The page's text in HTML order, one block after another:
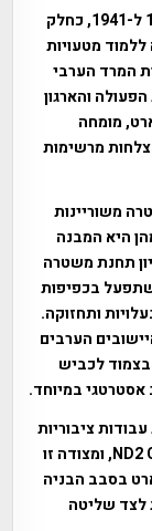
תחנת המשטרה הבריטית נבנתה בין השנים 1940 ל-1941, כחלק
מטעויות
המרד הערבי
הפעולה והארגון
מומחה
מרשימות
משוריינות
היא המבנה
תחנת משטרה
בכפיפות
ותחזוקה.
הערבים
לכביש
אסטרטגי במיוחד.
ציבוריות
להקימו לפי מודל דגם ND2 CLASS POLICE STATION, ומצודה זו
הטיגארט בסבב הבניה
לצד שליטה